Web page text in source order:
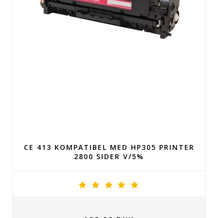
CE 413 KOMPATIBEL MED HP305 PRINTER
2800 SIDER V/5%